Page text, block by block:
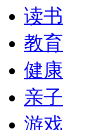
读书
教育
健康
亲子
游戏